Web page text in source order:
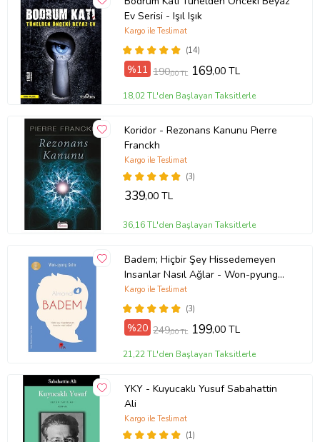
Ev Serisi - Işıl Işık
(14)
Kargo ile Teslimat
%11 190,00 TL 169,00 TL
18,02 TL'den Başlayan Taksitlerle
Koridor - Rezonans Kanunu Pıerre
Franckh
(3)
Kargo ile Teslimat
339,00 TL
36,16 TL'den Başlayan Taksitlerle
Badem; Hiçbir Şey Hissedemeyen
Insanlar Nasıl Ağlar - Won-pyung
Sohn - Peta Kitap
(3)
Kargo ile Teslimat
%20 249,00 TL 199,00 TL
21,22 TL'den Başlayan Taksitlerle
YKY - Kuyucaklı Yusuf Sabahattin
Ali
(1)
Kargo ile Teslimat